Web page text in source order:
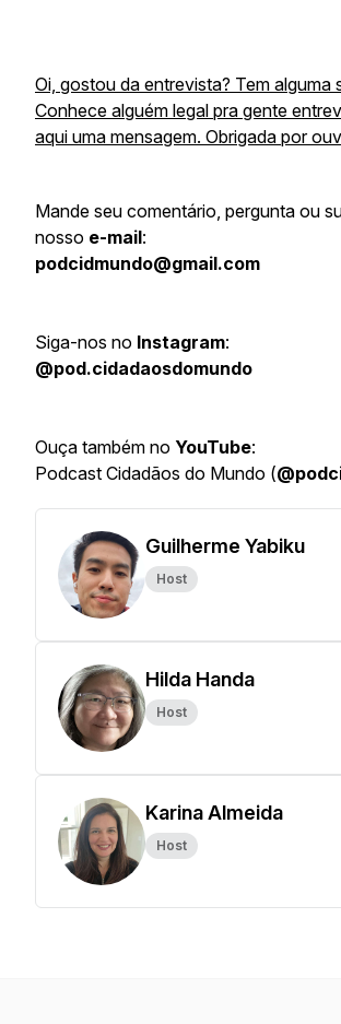
Oi, gostou da entrevista? Tem alguma
Conhece alguém legal pra gente
aqui uma mensagem. Obrigada por
Mande seu comentário, pergunta ou
nosso e-mail:
podcidmundo@gmail.com
Siga-nos no Instagram:
@pod.cidadaosdomundo
Ouça também no YouTube:
Podcast Cidadãos do Mundo (
Guilherme Yabiku
Host
Hilda Handa
Host
Karina Almeida
Host